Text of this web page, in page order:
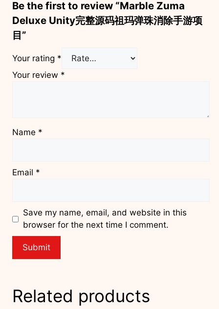
Be the first to review “Marble Zuma
Deluxe Unity完整源码祖玛弹珠消除手游项
目”
Your rating *
Your review *
Name *
Email *
Save my name, email, and website in this
browser for the next time I comment.
Related products